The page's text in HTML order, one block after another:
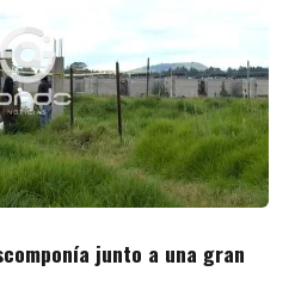
junto a una gran